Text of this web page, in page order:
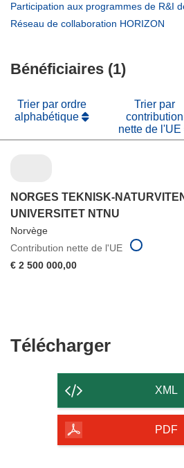
fenêtre)
dans
une
Participation aux programmes de R&I
Réseau de collaboration HORIZON
Bénéficiaires (1)
Trier par ordre
alphabétique
Trier par
contribution
nette de l'UE
NORGES TEKNISK-
UNIVERSITET NTNU
Norvège
Contribution nette de l'UE
€ 2 500 000,00
Télécharger
contenu
de
page
XML
PDF